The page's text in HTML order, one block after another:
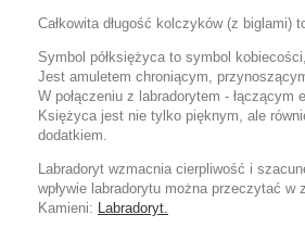
Całkowita długość kolczyków (z biglami)
Symbol półksiężyca to symbol
Jest amuletem chroniącym,
W połączeniu z labradorytem - łączącym
Księżyca jest nie tylko pięknym, ale
dodatkiem.
Labradoryt wzmacnia cierpliwość i
wpływie labradorytu można przeczytać w
Kamieni: Labradoryt.